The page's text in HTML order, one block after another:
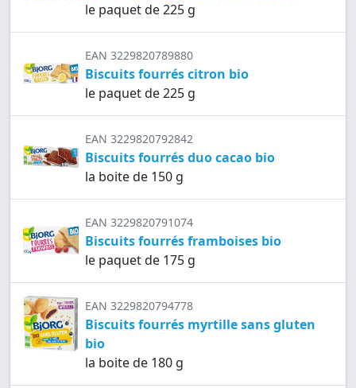
le paquet de 225 g
EAN 3229820789880
Biscuits fourrés citron bio
le paquet de 225 g
EAN 3229820792842
Biscuits fourrés duo cacao bio
la boite de 150 g
EAN 3229820791074
Biscuits fourrés framboises bio
le paquet de 175 g
EAN 3229820794778
Biscuits fourrés myrtille sans gluten
bio
la boite de 180 g